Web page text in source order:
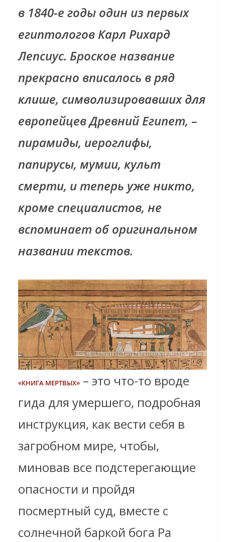
в 1840-е годы один из первых
египтологов Карл Рихард
Лепсиус. Броское название
прекрасно вписалось в ряд
клише, символизировавших для
европейцев Древний Египет, –
пирамиды, иероглифы,
папирусы, мумии, культ
смерти, и теперь уже никто,
кроме специалистов, не
вспоминает об оригинальном
названии текстов.
«КНИГА МЕРТВЫХ» – это что-то вроде
гида для умершего, подробная
инструкция, как вести себя в
загробном мире, чтобы,
миновав все подстерегающие
опасности и пройдя
посмертный суд, вместе с
солнечной баркой бога Ра